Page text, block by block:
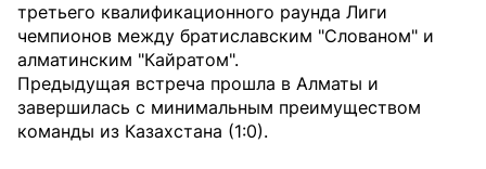
третьего квалификационного раунда Лиги
чемпионов между братиславским "Слованом" и
алматинским "Кайратом".
Предыдущая встреча прошла в Алматы и
завершилась с минимальным преимуществом
команды из Казахстана (1:0).